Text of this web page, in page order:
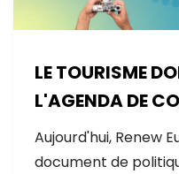
LE TOURISME
L'AGENDA DE
L'EUROPE
Aujourd'hui, Renew
document de